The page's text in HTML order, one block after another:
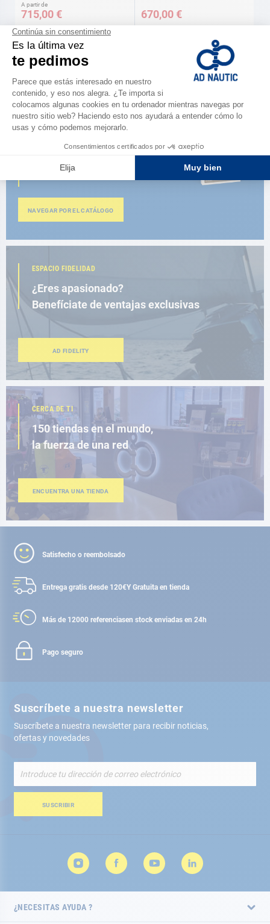
A partir de
715,00 €
Disponible en varias versiones
670,00 €
CATÁLOGO
la nueva guía AD 2026
NAVEGAR POR EL CATÁLOGO
ESPACIO FIDELIDAD
¿Eres apasionado?
Benefíciate de ventajas exclusivas
AD FIDELITY
CERCA DE TI
150 tiendas en el mundo,
la fuerza de una red
ENCUENTRA UNA TIENDA
Satisfecho o reembolsado
Entrega gratis desde 120€Y Gratuita en tienda
Más de 12000 referenciasen stock enviadas en 24h
Pago seguro
Suscríbete a nuestra newsletter
Suscríbete a nuestra newsletter para recibir noticias,
ofertas y novedades
nuestro
de
SUSCRIBIR
¿NECESITAS AYUDA ?